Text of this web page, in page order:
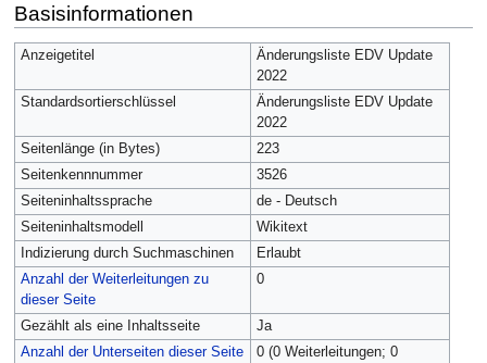
Navigation
springen
Suche
springen
Basisinformationen
Anzeigetitel
Änderungsliste EDV Update
2022
Standardsortierschlüssel
Änderungsliste EDV Update
2022
Seitenlänge (in Bytes)
223
Seitenkennnummer
3526
Seiteninhaltssprache
de - Deutsch
Seiteninhaltsmodell
Wikitext
Indizierung durch Suchmaschinen
Erlaubt
Anzahl der Weiterleitungen zu
dieser Seite
0
Gezählt als eine Inhaltsseite
Ja
Anzahl der Unterseiten dieser Seite
0 (0 Weiterleitungen; 0